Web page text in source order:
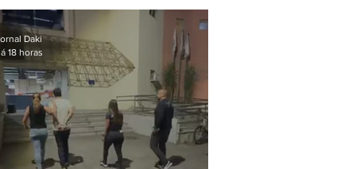
em Botafogo
Daki
18 horas